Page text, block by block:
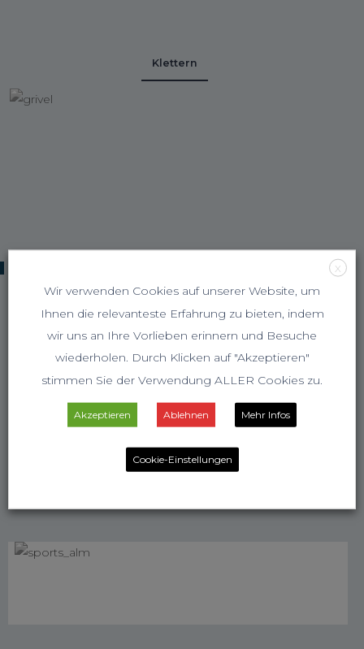
Klettern
X
Wir verwenden Cookies auf unserer Website, um
Ihnen die relevanteste Erfahrung zu bieten, indem
wir uns an Ihre Vorlieben erinnern und Besuche
wiederholen. Durch Klicken auf "Akzeptieren"
stimmen Sie der Verwendung ALLER Cookies zu.
Akzeptieren Ablehnen Mehr Infos
Cookie-Einstellungen